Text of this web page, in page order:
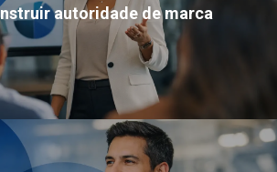
autoridade de marca